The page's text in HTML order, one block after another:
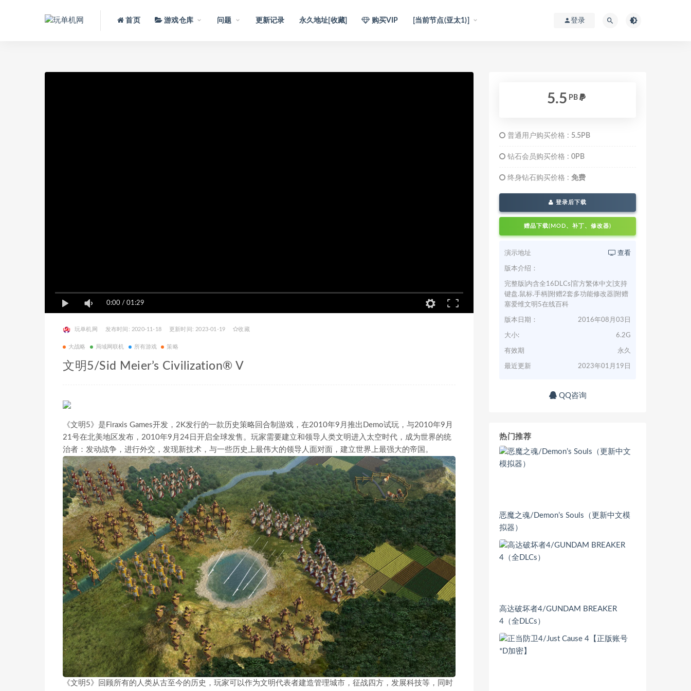
首页 游戏仓库 问题 更新记录 永久地址[收藏] 购买VIP [当前节点(亚太1)] 登录
0:00 / 01:29
玩单机网 发布时间: 2020-11-18 更新时间: 2023-01-19 收藏
大战略 局域网联机 所有游戏 策略
文明5/Sid Meier’s Civilization® V
《文明5》是Firaxis Games开发，2K发行的一款历史策略回合制游戏，在2010年9月推出Demo试玩，与2010年9月
21号在北美地区发布，2010年9月24日开启全球发售。玩家需要建立和领导人类文明进入太空时代，成为世界的统
治者：发动战争，进行外交，发现新技术，与一些历史上最伟大的领导人面对面，建立世界上最强大的帝国。
《文明5》回顾所有的人类从古至今的历史，玩家可以作为文明代表者建造管理城市，征战四方，发展科技等，同时
5.5 PB
普通用户购买价格 : 5.5PB
钻石会员购买价格 : 0PB
终身钻石购买价格 : 免费
登录后下载
赠品下载(MOD、补丁、修改器)
演示地址 查看
版本介绍：
完整版|内含全16DLCs|官方繁体中文|支持
键盘.鼠标.手柄|附赠2套多功能修改器|附赠
塞爱维文明5在线百科
版本日期： 2016年08月03日
大小: 6.2G
有效期 永久
最近更新 2023年01月19日
QQ咨询
热门推荐
恶魔之魂/Demon’s Souls（更新中文模
拟器）
高达破坏者4/GUNDAM BREAKER
4（全DLCs）